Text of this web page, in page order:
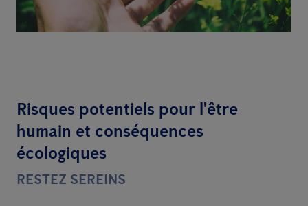
Risques potentiels pour l'être
humain et conséquences
écologiques
RESTEZ SEREINS